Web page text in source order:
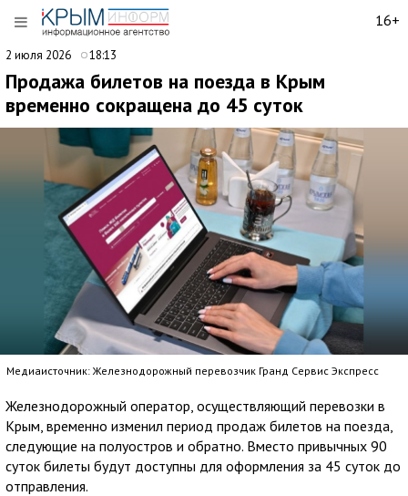
16+
2 июля 2026 18:13
Продажа билетов на поезда в Крым
временно сокращена до 45 суток
Медиаисточник: Железнодорожный перевозчик Гранд Сервис Экспресс
Железнодорожный оператор, осуществляющий перевозки в
Крым, временно изменил период продаж билетов на поезда,
следующие на полуостров и обратно. Вместо привычных 90
суток билеты будут доступны для оформления за 45 суток до
отправления.